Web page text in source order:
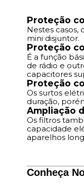
Proteção
Nestes
mini disjuntor.
Proteção
É a função
de rádio e
capacitores
Proteção
Os surtos
duração,
Ampliação
Os filtros
capacidade
aparelhos
Conheça